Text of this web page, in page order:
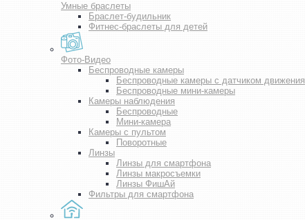
Умные браслеты
Браслет-будильник
Фитнес-браслеты для детей
Фото-Видео
Беспроводные камеры
Беспроводные камеры с датчиком движения
Беспроводные мини-камеры
Камеры наблюдения
Беспроводные
Мини-камера
Камеры с пультом
Поворотные
Линзы
Линзы для смартфона
Линзы макросъемки
Линзы ФишАй
Фильтры для смартфона